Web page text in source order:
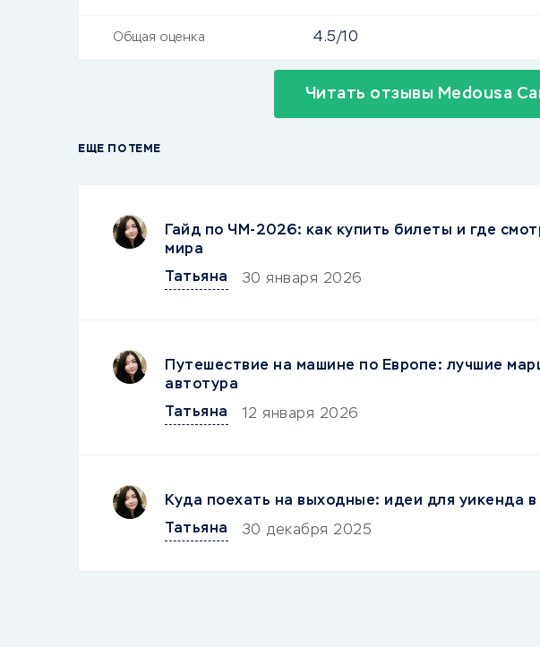
Общая оценка 4.5/10
Читать отзывы Medousa
ЕЩЕ ПО ТЕМЕ
Гайд по ЧМ-2026: как купить билеты и где
мира
Татьяна
30 января 2026
Путешествие на машине по Европе: лучшие
автотура
Татьяна
12 января 2026
Куда поехать на выходные: идеи для уикенда
Татьяна
30 декабря 2025